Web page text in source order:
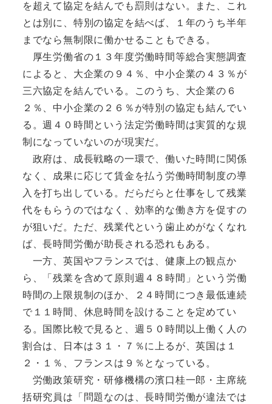
を超えて協定を結んでも罰則はない。また、これ
とは別に、特別の協定を結べば、１年のうち半年
までなら無制限に働かせることもできる。
厚生労働省の１３年度労働時間等総合実態調査
によると、大企業の９４％、中小企業の４３％が
三六協定を結んでいる。このうち、大企業の６
２％、中小企業の２６％が特別の協定も結んでい
る。週４０時間という法定労働時間は実質的な規
制になっていないのが現実だ。
政府は、成長戦略の一環で、働いた時間に関係
なく、成果に応じて賃金を払う労働時間制度の導
入を打ち出している。だらだらと仕事をして残業
代をもらうのではなく、効率的な働き方を促すの
が狙いだ。ただ、残業代という歯止めがなくなれ
ば、長時間労働が助長される恐れもある。
一方、英国やフランスでは、健康上の観点か
ら、「残業を含めて原則週４８時間」という労働
時間の上限規制のほか、２４時間につき最低連続
で１１時間、休息時間を設けることを定めてい
る。国際比較で見ると、週５０時間以上働く人の
割合は、日本は３１・７％に上るが、英国は１
２・１％、フランスは９％となっている。
労働政策研究・研修機構の濱口桂一郎・主席統
括研究員は「問題なのは、長時間労働が違法では